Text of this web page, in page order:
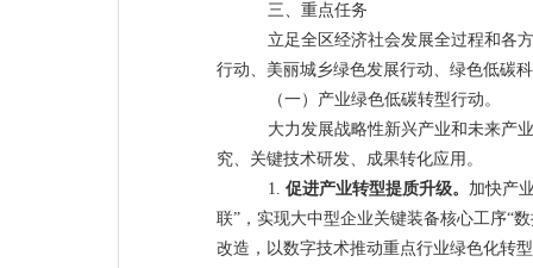
三、重点任务
立足全区经济社会发展全过程和各
行动、美丽城乡绿色发展行动、绿色低碳
（一）产业绿色低碳转型行动。
大力发展战略性新兴产业和未来产
究、关键技术研发、成果转化应用。
1. 促进产业转型提质升级。 加快产
联”，实现大中型企业关键装备核心工序“
改造，以数字技术推动重点行业绿色化转